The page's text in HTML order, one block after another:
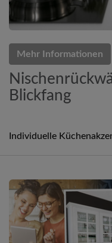
Mehr Informationen
Blickfang
Individuelle